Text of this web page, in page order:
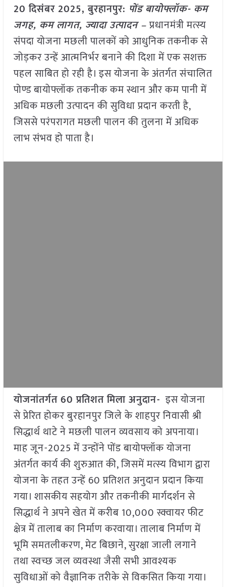
20 दिसंबर 2025,बुरहानपुर: पोंड बायोफ्लॉक- कम
जगह, कम लागत, ज्यादा उत्पादन –प्रधानमंत्री मत्स्य
संपदा योजना मछली पालकों को आधुनिक तकनीक से
जोड़कर उन्हें आत्मनिर्भर बनाने की दिशा में एक सशक्त
पहल साबित हो रही है। इस योजना के अंतर्गत संचालित
पोण्ड बायोफ्लॉक तकनीक कम स्थान और कम पानी में
अधिक मछली उत्पादन की सुविधा प्रदान करती है,
जिससे परंपरागत मछली पालन की तुलना में अधिक
लाभ संभव हो पाता है।
योजनांतर्गत 60 प्रतिशत मिला अनुदान- इस योजना
से प्रेरित होकर बुरहानपुर जिले के शाहपुर निवासी श्री
सिद्धार्थ थाटे ने मछली पालन व्यवसाय को अपनाया।
माह जून-2025 में उन्होंने पोंड बायोफ्लॉक योजना
अंतर्गत कार्य की शुरुआत की, जिसमें मत्स्य विभाग द्वारा
योजना के तहत उन्हें 60 प्रतिशत अनुदान प्रदान किया
गया। शासकीय सहयोग और तकनीकी मार्गदर्शन से
सिद्धार्थ ने अपने खेत में करीब 10,000 स्क्वायर फीट
क्षेत्र में तालाब का निर्माण करवाया। तालाब निर्माण में
भूमि समतलीकरण, मेट बिछाने, सुरक्षा जाली लगाने
तथा स्वच्छ जल व्यवस्था जैसी सभी आवश्यक
सुविधाओं को वैज्ञानिक तरीके से विकसित किया गया।